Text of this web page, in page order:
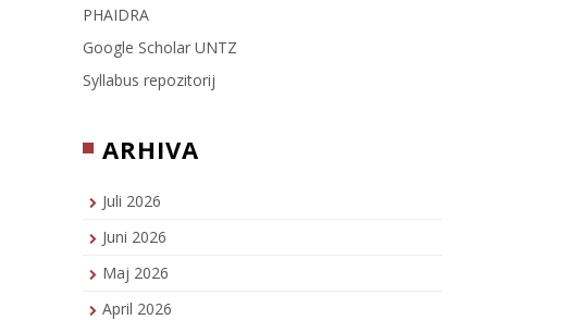
PHAIDRA
Google Scholar UNTZ
Syllabus repozitorij
ARHIVA
Juli 2026
Juni 2026
Maj 2026
April 2026